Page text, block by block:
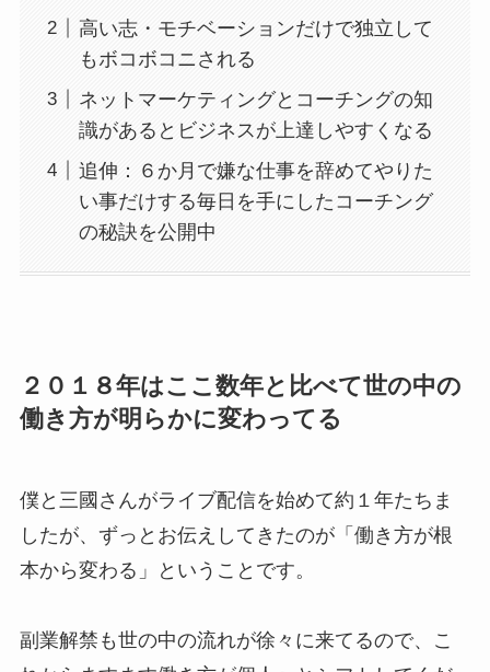
高い志・モチベーションだけで独立して
もボコボコニされる
ネットマーケティングとコーチングの知
識があるとビジネスが上達しやすくなる
追伸：６か月で嫌な仕事を辞めてやりた
い事だけする毎日を手にしたコーチング
の秘訣を公開中
２０１８年はここ数年と比べて世の中の
働き方が明らかに変わってる
僕と三國さんがライブ配信を始めて約１年たちま
したが、ずっとお伝えしてきたのが「働き方が根
本から変わる」ということです。
副業解禁も世の中の流れが徐々に来てるので、こ